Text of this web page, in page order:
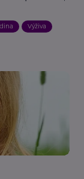
Výživa